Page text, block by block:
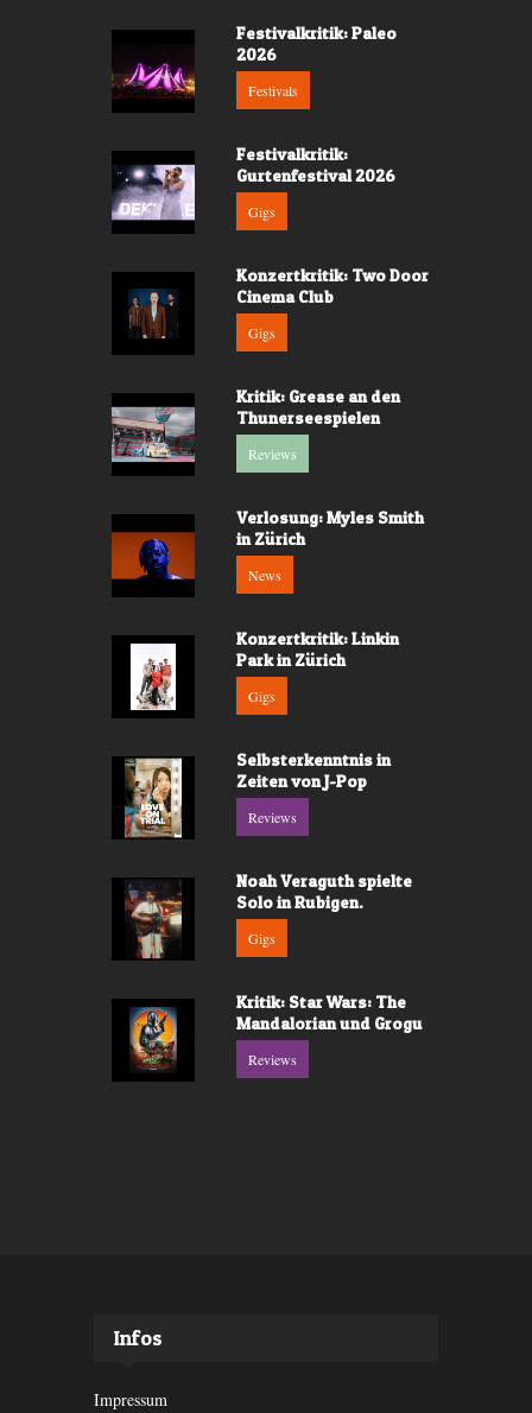
Festivalkritik: Paleo
2026
Festivals
Festivalkritik:
Gurtenfestival 2026
Gigs
Konzertkritik: Two Door
Cinema Club
Gigs
Kritik: Grease an den
Thunerseespielen
Reviews
Verlosung: Myles Smith
in Zürich
News
Konzertkritik: Linkin
Park in Zürich
Gigs
Selbsterkenntnis in
Zeiten von J-Pop
Reviews
Noah Veraguth spielte
Solo in Rubigen.
Gigs
Kritik: Star Wars: The
Mandalorian und Grogu
Reviews
Infos
Impressum